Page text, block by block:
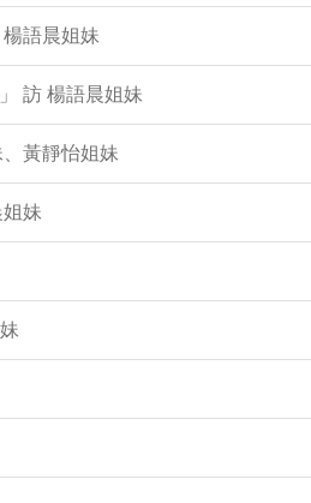
語晨姐妹
訪 楊語晨姐妹
黃靜怡姐妹
妹